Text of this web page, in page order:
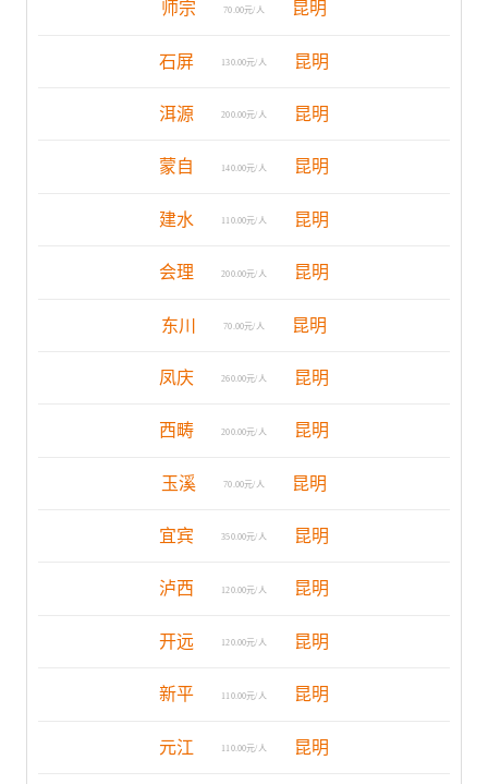
师宗 70.00元/人 昆明
石屏 130.00元/人 昆明
洱源 200.00元/人 昆明
蒙自 140.00元/人 昆明
建水 110.00元/人 昆明
会理 200.00元/人 昆明
东川 70.00元/人 昆明
凤庆 260.00元/人 昆明
西畴 200.00元/人 昆明
玉溪 70.00元/人 昆明
宜宾 350.00元/人 昆明
泸西 120.00元/人 昆明
开远 120.00元/人 昆明
新平 110.00元/人 昆明
元江 110.00元/人 昆明